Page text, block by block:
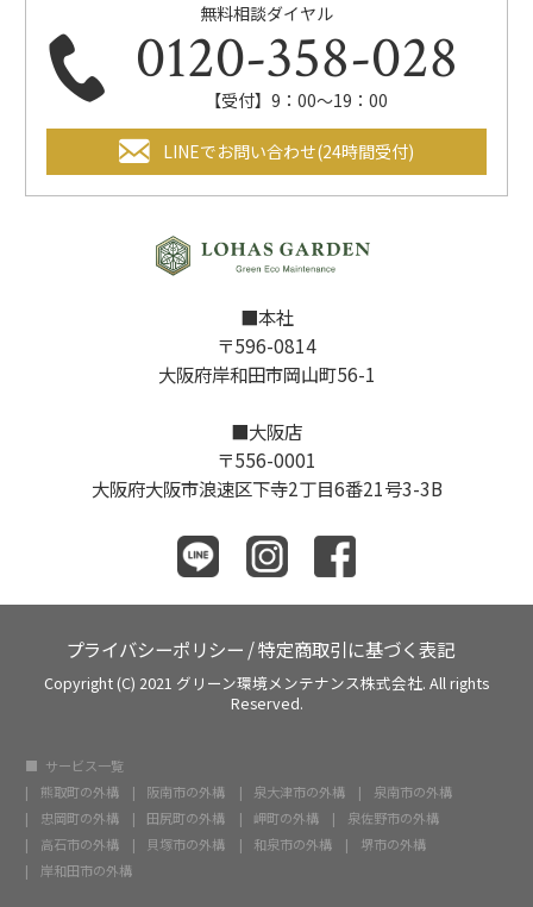
無料相談ダイヤル
0120-358-028
【受付】9：00～19：00
LINEでお問い合わせ(24時間受付)
■本社
〒596-0814
大阪府岸和田市岡山町56-1
■大阪店
〒556-0001
大阪府大阪市浪速区下寺2丁目6番21号3-3B
プライバシーポリシー /特定商取引に基づく表記
Copyright (C) 2021 グリーン環境メンテナンス株式会社. All rights
Reserved.
サービス一覧
熊取町の外構
阪南市の外構 泉大津市の外構
泉南市の外構
忠岡町の外構
田尻町の外構 岬町の外構
泉佐野市の外構
高石市の外構
貝塚市の外構 和泉市の外構
堺市の外構
岸和田市の外構